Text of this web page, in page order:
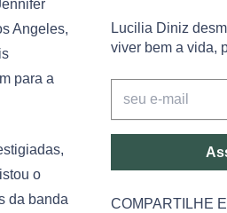
Angeles,
para a
o
da banda
Lucilia Diniz
viver bem a vida,
COMPARTILHE